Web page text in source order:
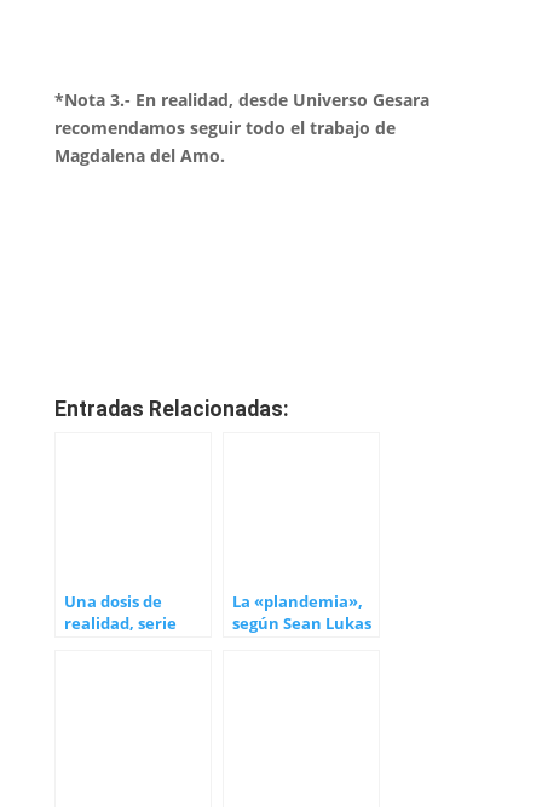
*Nota 3.- En realidad, desde Universo Gesara
recomendamos seguir todo el trabajo de
Magdalena del Amo.
Entradas Relacionadas:
Una dosis de
realidad, serie
La «plandemia»,
según Sean Lukas